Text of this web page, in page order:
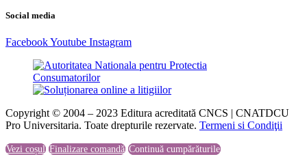
Social media
FacebookYoutube Instagram
Copyright © 2004 – 2023 Editura acreditată CNCS | CNATDCU
Pro Universitaria. Toate drepturile rezervate. Termeni si Condiţii
Vezi coșul Finalizare comandă Continuă cumpărăturile